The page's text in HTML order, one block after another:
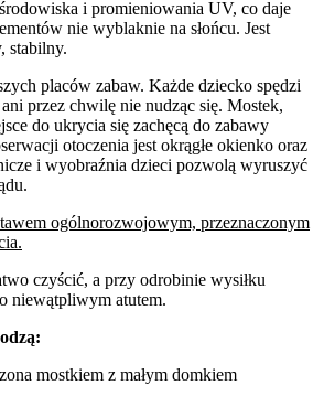
i promieniowania UV, co daje
nie wyblaknie na słońcu. Jest
stabilny.
placów zabaw. Każde dziecko spędzi
przez chwilę nie nudząc się. Mostek,
do ukrycia się zachęcą do zabawy
otoczenia jest okrągłe okienko oraz
i wyobraźnia dzieci pozwolą wyruszyć
ogólnorozwojowym, przeznaczonym
czyścić, a przy odrobinie wysiłku
niewątpliwym atutem.
mostkiem z małym domkiem